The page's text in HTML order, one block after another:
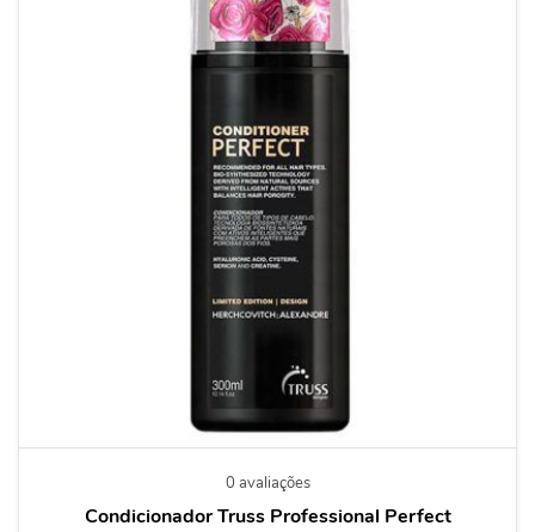
0 avaliações
Condicionador Truss Professional Perfect